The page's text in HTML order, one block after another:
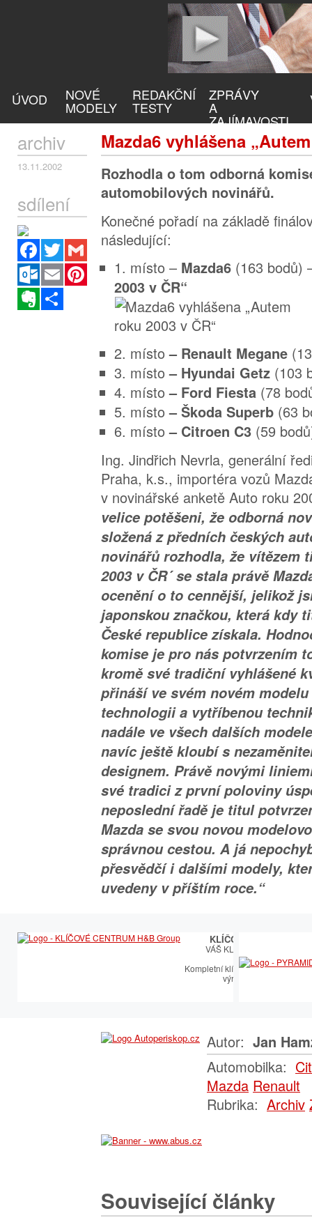
ÚVOD NOVÉ
MODELY
REDAKČNÍ
TESTY
ZPRÁVY
A
ZAJÍMAVOSTI
Mazda6 vyhlášena
archiv
13.11.2002
sdílení
Facebook
Twitter
Gmail
Outlook.com
Email
Pinterest
Evernote
Rozhodla o tom odborná
automobilových novinářů.
Konečné pořadí na základě
následující:
1. místo – Mazda6 (163 bodů)
2003 v ČR“
2. místo– Renault Megane
3. místo– Hyundai Getz (103
4. místo– Ford Fiesta (78
5. místo– Škoda Superb (63
6. místo– Citroen C3 (59
Ing. Jindřich Nevrla, generální
Praha, k.s., importéra vozů
v novinářské anketě Auto roku
velice potěšeni, že odborná
složená z předních českých
novinářů rozhodla, že vítězem
2003 v ČR´ se stala právě
ocenění o to cennější, jelikož
japonskou značkou, která kdy
České republice získala.
komise je pro nás potvrzením
kromě své tradiční vyhlášené
přináší ve svém novém
technologii a vytříbenou
nadále ve všech dalších
navíc ještě kloubí s
designem. Právě novými
své tradici z první poloviny
neposlední řadě je titul
Mazda se svou novou
správnou cestou. A já
přesvědčí i dalšími modely,
uvedeny v příštím roce.“
KLÍČOVÉ CENTRUM
VÁŠ KLÍČOVÝ PARTNER
Kompletní klíčařský sortiment
výroby autoklíčů
Autor: Jan
Automobilka:
Mazda Renault
Rubrika: Archiv
Související články